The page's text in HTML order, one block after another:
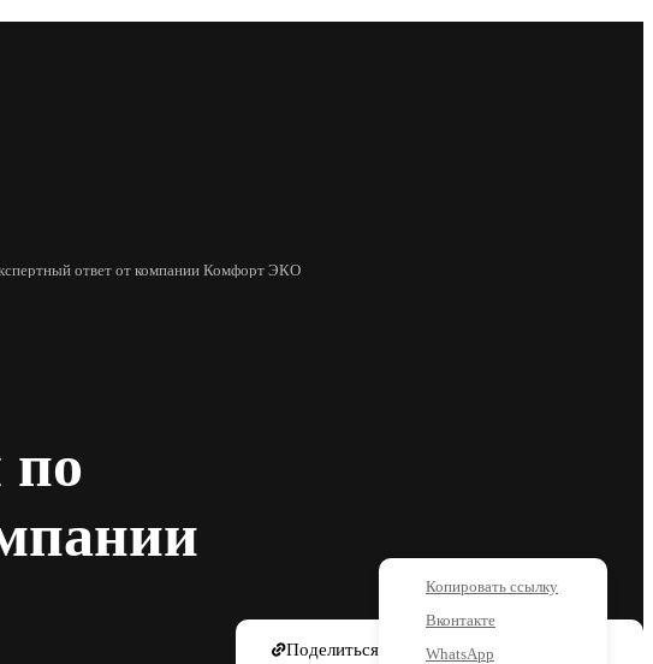
ответ от компании Комфорт ЭКО
по
Поделиться
Копировать ссылку
Вконтакте
WhatsApp